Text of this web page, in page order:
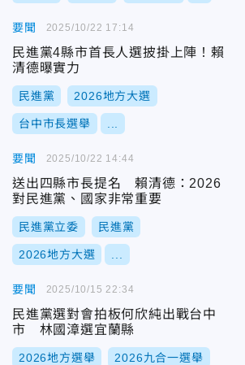
要聞
民進黨4縣市首長人選披掛上陣！賴
清德曝實力
民進黨 2026地方大選
台中市長選舉
2025/10/22 17:14
要聞
送出四縣市長提名 賴清德：2026
對民進黨、國家非常重要
民進黨立委 民進黨
2026地方大選
2025/10/22 14:44
要聞
民進黨選對會拍板何欣純出戰台中
市 林國漳選宜蘭縣
2026地方選舉 2026九合一選舉
2025/10/15 22:34